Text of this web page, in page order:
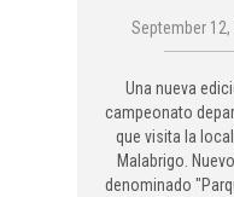
September 12,
Una nueva
campeonato
que visita la
Malabrigo.
denominado